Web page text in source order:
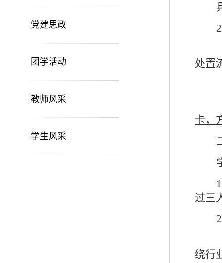
党建思政
团学活动
教师风采
学生风采
2
处置
卡，
过三
绕行